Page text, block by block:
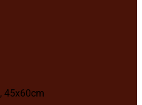
, 45x60cm